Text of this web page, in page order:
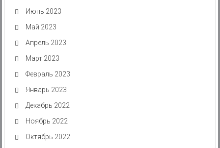
Июнь 2023
Май 2023
Апрель 2023
Март 2023
Февраль 2023
Январь 2023
Декабрь 2022
Ноябрь 2022
Октябрь 2022